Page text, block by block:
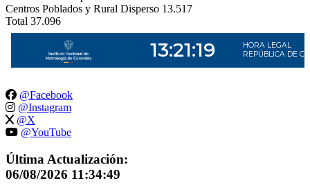
Centros Poblados y Rural Disperso 13.517
Total 37.096
@Facebook
@Instagram
@X
@YouTube
Última Actualización:
06/08/2026 11:34:49